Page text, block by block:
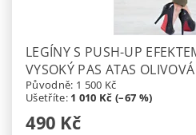
LEGÍNY S PUSH-UP
VYSOKÝ PAS ATAS OLIVOVÁ
Původně: 1 500 Kč
Ušetříte: 1 010 Kč (–67 %)
490 Kč